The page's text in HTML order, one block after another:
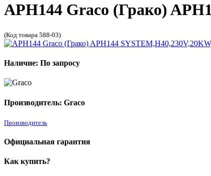
APH144 Graco (Грако)
(Код товара 588-03)
Наличие: По запросу
Производитель: Graco
Производитель
Официальная гарантия
Как купить?